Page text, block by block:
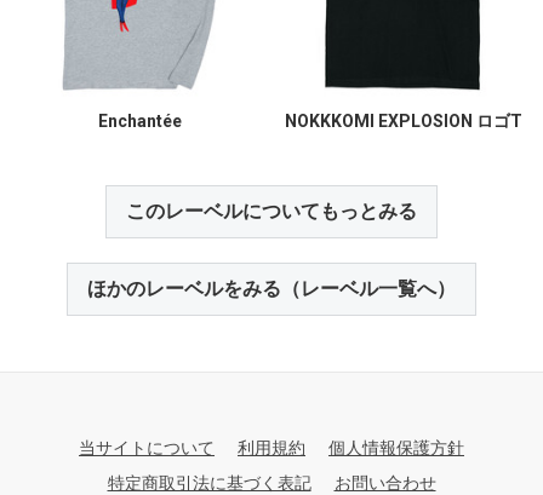
Enchantée NOKKKOMI EXPLOSION ロゴT
このレーベルについてもっとみる
ほかのレーベルをみる（レーベル一覧へ）
当サイトについて 利用規約
個人情報保護方針
特定商取引法に基づく表記
お問い合わせ